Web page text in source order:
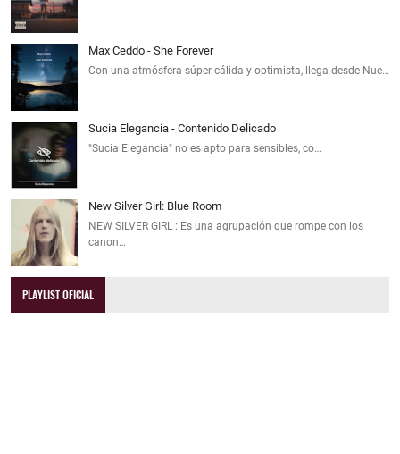
Max Ceddo - She Forever
Con una atmósfera súper cálida y optimista, llega desde Nue…
Sucia Elegancia - Contenido Delicado
"Sucia Elegancia" no es apto para sensibles, co…
New Silver Girl: Blue Room
NEW SILVER GIRL : Es una agrupación que rompe con los
canon…
PLAYLIST OFICIAL